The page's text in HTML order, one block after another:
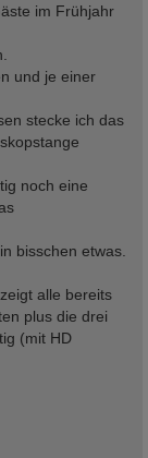
im Frühjahr
und je einer
stecke ich das
noch eine
bisschen etwas.
alle bereits
plus die drei
(mit HD